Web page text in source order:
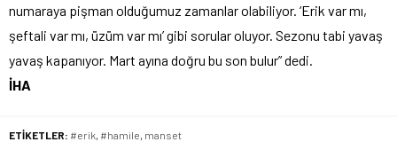
numaraya pişman olduğumuz zamanlar olabiliyor. ‘Erik var mı,
şeftali var mı, üzüm var mı’ gibi sorular oluyor. Sezonu tabi yavaş
yavaş kapanıyor. Mart ayına doğru bu son bulur” dedi.
İHA
ETİKETLER: #erik #hamile manset